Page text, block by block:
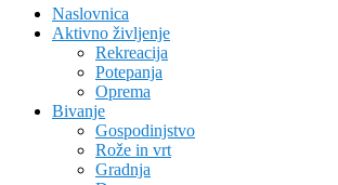
Naslovnica
Aktivno življenje
Rekreacija
Potepanja
Oprema
Bivanje
Gospodinjstvo
Rože in vrt
Gradnja